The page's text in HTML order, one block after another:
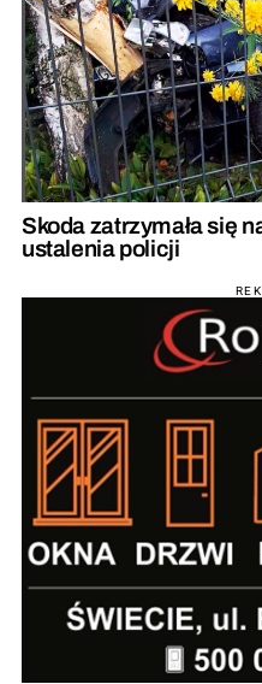
Skoda zatrzymała się
ustalenia policji